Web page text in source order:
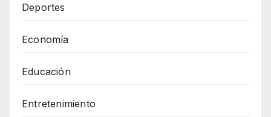
Deportes
Economía
Educación
Entretenimiento